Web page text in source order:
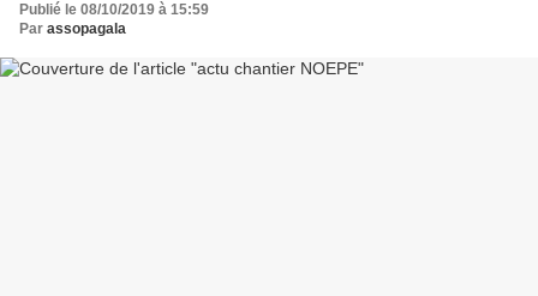
Publié le 08/10/2019 à 15:59
Par assopagala